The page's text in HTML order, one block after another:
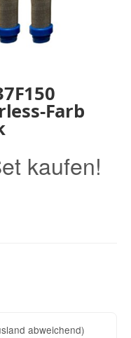
Farb
kaufen!
abweichend)